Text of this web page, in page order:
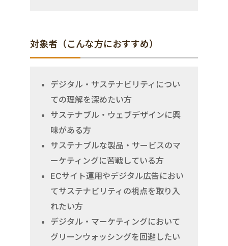
対象者（こんな方におすすめ）
デジタル・サステナビリティについ
ての理解を深めたい方
サステナブル・ウェブデザインに興
味がある方
サステナブルな製品・サービスのマ
ーケティングに苦戦している方
ECサイト運用やデジタル広告におい
てサステナビリティの視点を取り入
れたい方
デジタル・マーケティングにおいて
グリーンウォッシングを回避したい